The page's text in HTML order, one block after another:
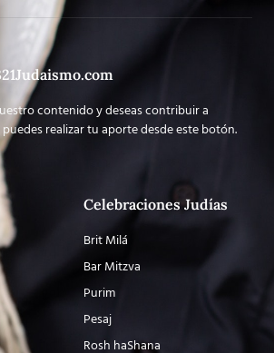
contenido y deseas contribuir a
realizar tu aporte desde este botón.
Celebraciones Judías
Brit Milá
Bar Mitzva
Purim
Pesaj
Rosh haShana